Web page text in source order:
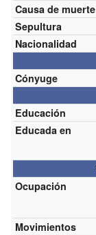
Causa de muerte
Sepultura
Nacionalidad
Cónyuge
Educación
Educada en
Ocupación
Movimientos